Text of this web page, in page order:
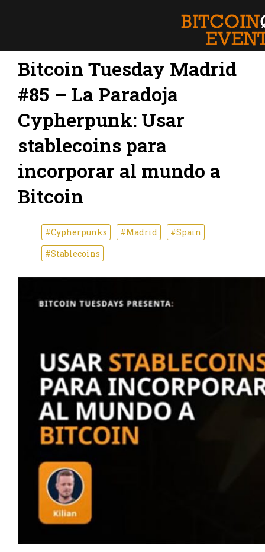
Bitcoin Tuesday Madrid
#85 – La Paradoja
Cypherpunk: Usar
stablecoins para
incorporar al mundo a
Bitcoin
#Cypherpunks #Madrid
#Spain
#Stablecoins